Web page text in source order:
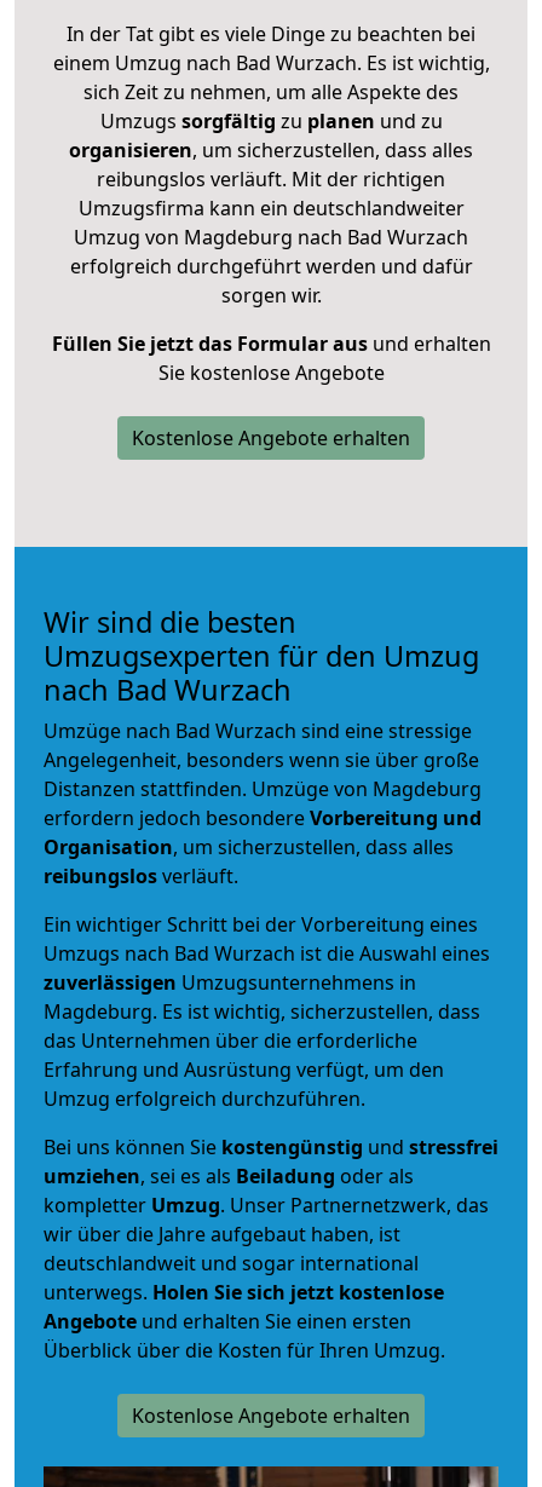
In der Tat gibt es viele Dinge zu beachten bei
einem Umzug nach Bad Wurzach. Es ist wichtig,
sich Zeit zu nehmen, um alle Aspekte des
Umzugs sorgfältig zu planen und zu
organisieren, um sicherzustellen, dass alles
reibungslos verläuft. Mit der richtigen
Umzugsfirma kann ein deutschlandweiter
Umzug von Magdeburg nach Bad Wurzach
erfolgreich durchgeführt werden und dafür
sorgen wir.
Füllen Sie jetzt das Formular ausund erhalten
Sie kostenlose Angebote
Kostenlose Angebote erhalten
Wir sind die besten
Umzugsexperten für den Umzug
nach Bad Wurzach
Umzüge nach Bad Wurzach sind eine stressige
Angelegenheit, besonders wenn sie über große
Distanzen stattfinden. Umzüge von Magdeburg
erfordern jedoch besondereVorbereitung und
Organisation, um sicherzustellen, dass alles
reibungslosverläuft.
Ein wichtiger Schritt bei der Vorbereitung eines
Umzugs nach Bad Wurzach ist die Auswahl eines
zuverlässigen Umzugsunternehmens in
Magdeburg. Es ist wichtig, sicherzustellen, dass
das Unternehmen über die erforderliche
Erfahrung und Ausrüstung verfügt, um den
Umzug erfolgreich durchzuführen.
Bei uns können Sie kostengünstig und stressfrei
umziehen, sei es als Beiladung oder als
kompletter Umzug. Unser Partnernetzwerk, das
wir über die Jahre aufgebaut haben, ist
deutschlandweit und sogar international
unterwegs. Holen Sie sich jetzt kostenlose
Angebote und erhalten Sie einen ersten
Überblick über die Kosten für Ihren Umzug.
Kostenlose Angebote erhalten